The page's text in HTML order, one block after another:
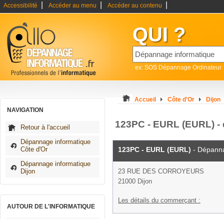
Accessibilité Accéder au menu Accéder au contenu
QUI ?
ex: SOS Dépannage Ordinateur
NAVIGATION
Retour à l'accueil
Dépannage informatique
Côte d'Or
Dépannage informatique
Dijon
AUTOUR DE L'INFORMATIQUE
Accueil Côte d'Or Dijon
123PC - EURL (EURL)
123PC - EURL (EURL) -
23 RUE DES CORROYEURS
21000 Dijon
Les détails du commerçant :